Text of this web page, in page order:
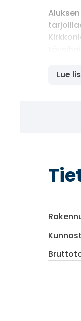
12–13
Lue